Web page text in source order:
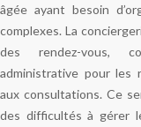
âgée ayant besoin
complexes. La
des rendez-vous,
administrative pour les
aux consultations. Ce
des difficultés à gérer